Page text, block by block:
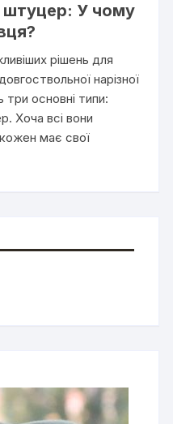
штуцер: У чому
рішень для
нарізної
три основні типи:
Хоча всі вони
має свої